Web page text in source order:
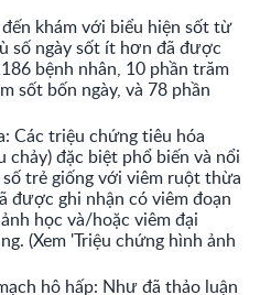
khám với biểu hiện sốt từ
số ngày sốt ít hơn đã được
bệnh nhân, 10 phần trăm
sốt bốn ngày, và 78 phần
Các triệu chứng tiêu hóa
chảy) đặc biệt phổ biến và nổi
trẻ giống với viêm ruột thừa
được ghi nhận có viêm đoạn
học và/hoặc viêm đại
(Xem 'Triệu chứng hình ảnh
hô hấp: Như đã thảo luận